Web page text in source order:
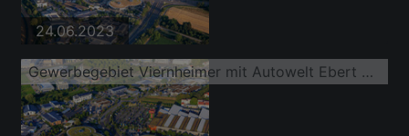
24.06.2023
Gewerbegebiet Viernheimer mit Autowelt Ebert Weinheim und Auto Knapp GmbH - FordStore | AUTO KNAPP - Weinheim am Globus Baumarkt Weinheim